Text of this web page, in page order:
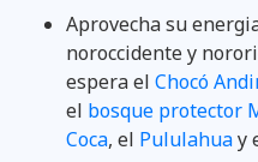
Aprovecha su
noroccidente y
espera el Chocó
el bosque protector
Coca, el Pululahuay